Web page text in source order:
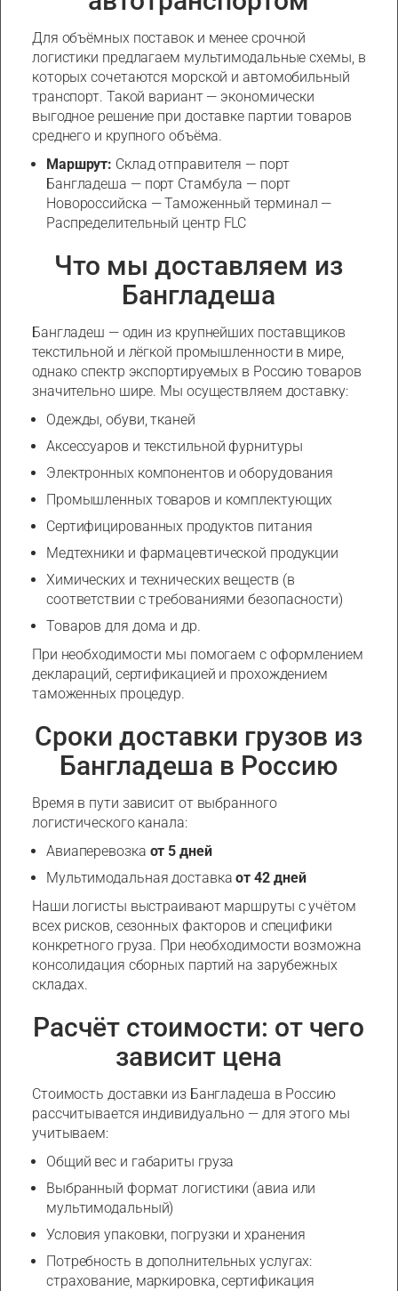
Для объёмных поставок и менее срочной
логистики предлагаем мультимодальные схемы, в
которых сочетаются морской и автомобильный
транспорт. Такой вариант — экономически
выгодное решение при доставке партии товаров
среднего и крупного объёма.
Маршрут: Склад отправителя — порт
Бангладеша — порт Стамбула — порт
Новороссийска — Таможенный терминал —
Распределительный центр FLC
Что мы доставляем из
Бангладеша
Бангладеш — один из крупнейших поставщиков
текстильной и лёгкой промышленности в мире,
однако спектр экспортируемых в Россию товаров
значительно шире. Мы осуществляем доставку:
Одежды, обуви, тканей
Аксессуаров и текстильной фурнитуры
Электронных компонентов и оборудования
Промышленных товаров и комплектующих
Сертифицированных продуктов питания
Медтехники и фармацевтической продукции
Химических и технических веществ (в
соответствии с требованиями безопасности)
Товаров для дома и др.
При необходимости мы помогаем с оформлением
деклараций, сертификацией и прохождением
таможенных процедур.
Сроки доставки грузов из
Бангладеша в Россию
Время в пути зависит от выбранного
логистического канала:
Авиаперевозка от 5 дней
Мультимодальная доставкаот 42 дней
Наши логисты выстраивают маршруты с учётом
всех рисков, сезонных факторов и специфики
конкретного груза. При необходимости возможна
консолидация сборных партий на зарубежных
складах.
Расчёт стоимости: от чего
зависит цена
Стоимость доставки из Бангладеша в Россию
рассчитывается индивидуально — для этого мы
учитываем:
Общий вес и габариты груза
Выбранный формат логистики (авиа или
мультимодальный)
Условия упаковки, погрузки и хранения
Потребность в дополнительных услугах:
страхование, маркировка, сертификация